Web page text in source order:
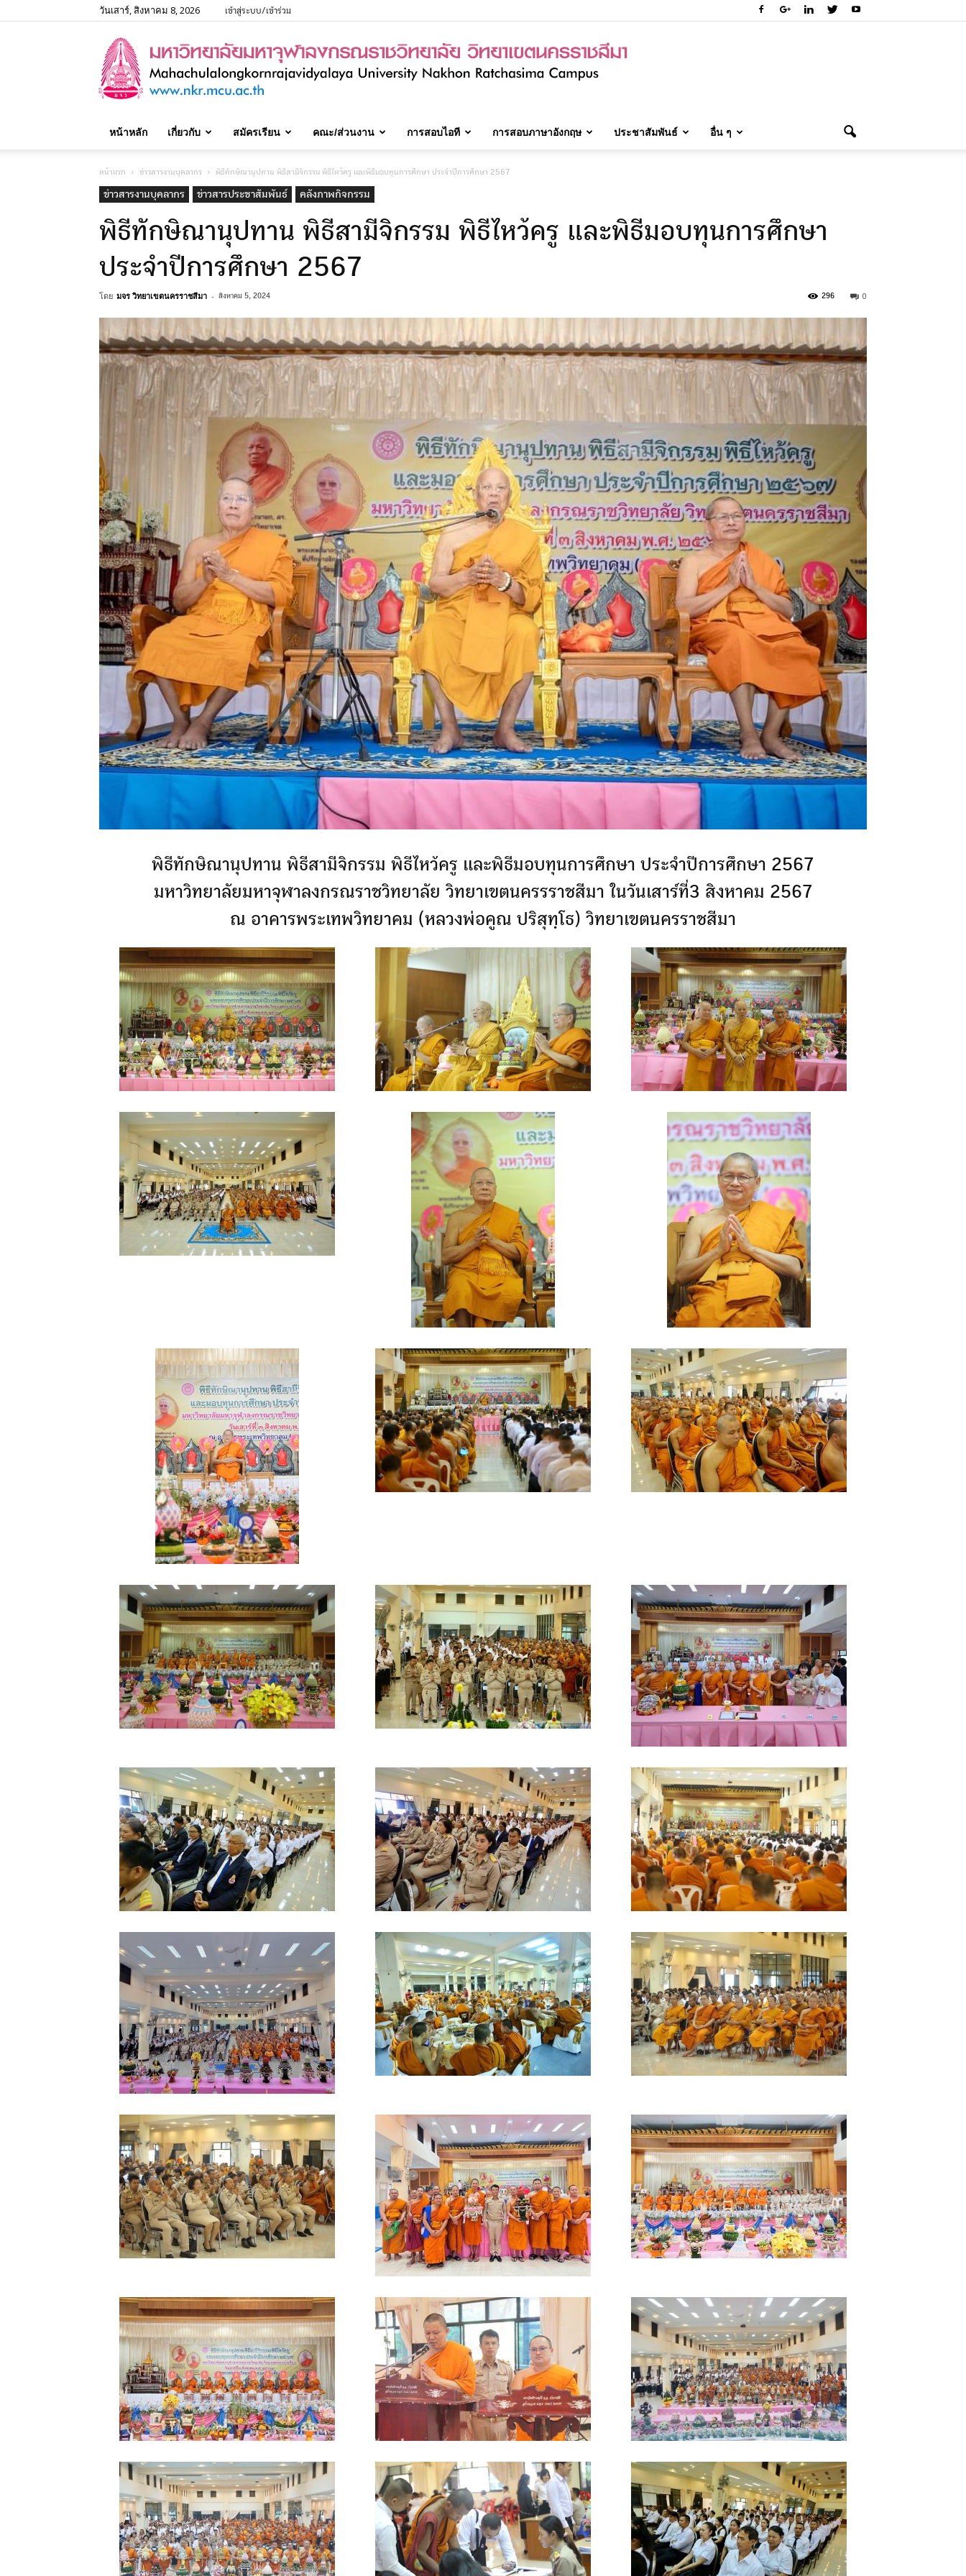
วันเสาร์, สิงหาคม 8, 2026 เข้าสู่ระบบ/เข้าร่วม
หน้าหลัก เกี่ยวกับ สมัครเรียน คณะ/ส่วนงาน การสอบไอที การสอบภาษาอังกฤษ ประชาสัมพันธ์ อื่น ๆ
หน้าแรก ข่าวสารงานบุคลากร พิธีทักษิณานุปทาน พิธีสามีจิกรรม พิธีไหว้ครู​ และพิธีมอบทุนการศึกษา ประจำปีการศึกษา​ 2567
ข่าวสารงานบุคลากร ข่าวสารประชาสัมพันธ์ คลังภาพกิจกรรม
พิธีทักษิณานุปทาน พิธีสามีจิกรรม พิธีไหว้ครู​ และพิธีมอบทุนการศึกษา
ประจำปีการศึกษา​ 2567
โดย มจร วิทยาเขตนครราชสีมา - สิงหาคม 5, 2024 0
296
พิธีทักษิณานุปทาน พิธีสามีจิกรรม พิธีไหว้ครู​ และพิธีมอบทุนการศึกษา ประจำปีการศึกษา​ 2567
มหาวิทยาลัยมหาจุฬาลงกรณราชวิทยาลัย วิทยาเขตนครรราชสีมา ในวันเสาร์ที่3 สิงหาคม 2567
ณ อาคารพระเทพวิทยาคม​ (หลวงพ่อคูณ​ ปริสุทฺโธ)​ วิทยาเขตนครราชสีมา